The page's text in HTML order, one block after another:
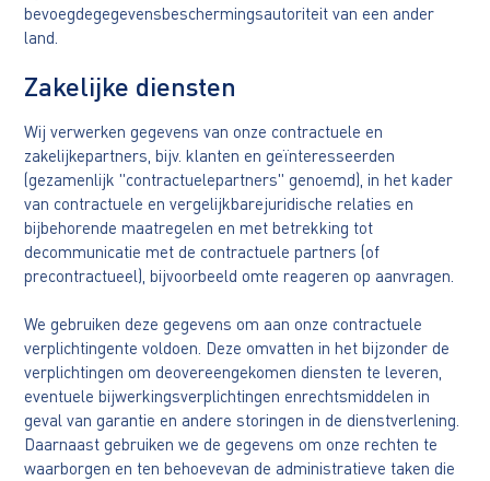
bevoegdegegevensbeschermingsautoriteit van een ander
land.
Zakelijke diensten
Wij verwerken gegevens van onze contractuele en
zakelijkepartners, bijv. klanten en geïnteresseerden
(gezamenlijk "contractuelepartners" genoemd), in het kader
van contractuele en vergelijkbarejuridische relaties en
bijbehorende maatregelen en met betrekking tot
decommunicatie met de contractuele partners (of
precontractueel), bijvoorbeeld omte reageren op aanvragen.
We gebruiken deze gegevens om aan onze contractuele
verplichtingente voldoen. Deze omvatten in het bijzonder de
verplichtingen om deovereengekomen diensten te leveren,
eventuele bijwerkingsverplichtingen enrechtsmiddelen in
geval van garantie en andere storingen in de dienstverlening.
Daarnaast gebruiken we de gegevens om onze rechten te
waarborgen en ten behoevevan de administratieve taken die